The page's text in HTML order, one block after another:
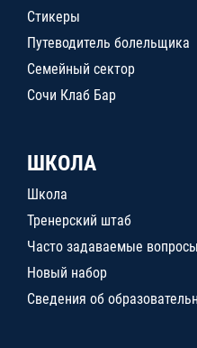
Стикеры
Путеводитель болельщика
Семейный сектор
Сочи Клаб Бар
ШКОЛА
Школа
Тренерский штаб
Часто задаваемые вопросы
Новый набор
Сведения об